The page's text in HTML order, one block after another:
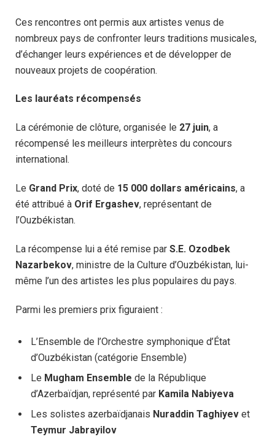
Ces rencontres ont permis aux artistes venus de
nombreux pays de confronter leurs traditions musicales,
d’échanger leurs expériences et de développer de
nouveaux projets de coopération.
Les lauréats récompensés
La cérémonie de clôture, organisée le 27 juin, a
récompensé les meilleurs interprètes du concours
international.
Le Grand Prix, doté de 15 000 dollars américains, a
été attribué à Orif Ergashev, représentant de
l’Ouzbékistan.
La récompense lui a été remise par S.E. Ozodbek
Nazarbekov, ministre de la Culture d’Ouzbékistan, lui-
même l’un des artistes les plus populaires du pays.
Parmi les premiers prix figuraient :
L’Ensemble de l’Orchestre symphonique d’État
d’Ouzbékistan (catégorie Ensemble)
Le Mugham Ensemble de la République
d’Azerbaïdjan, représenté par Kamila Nabiyeva
Les solistes azerbaïdjanais Nuraddin Taghiyev et
Teymur Jabrayilov